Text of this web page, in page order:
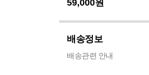
59,000원
배송정보
배송관련 안내